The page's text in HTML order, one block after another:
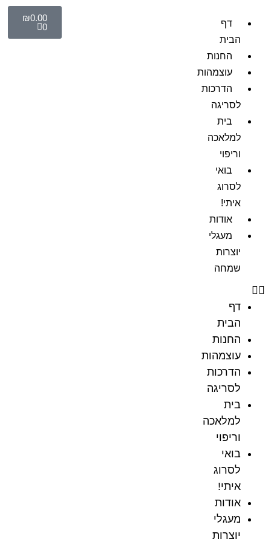
דף
הבית
החנות
עוצמהות
הדרכות
לסריגה
בית
למלאכה
וריפוי
בואי
לסרוג
איתי!
אודות
מעגלי
יוצרות
שמחה
דף
הבית
החנות
עוצמהות
הדרכות
לסריגה
בית
למלאכה
וריפוי
בואי
לסרוג
איתי!
אודות
מעגלי
יוצרות
₪0.00
0